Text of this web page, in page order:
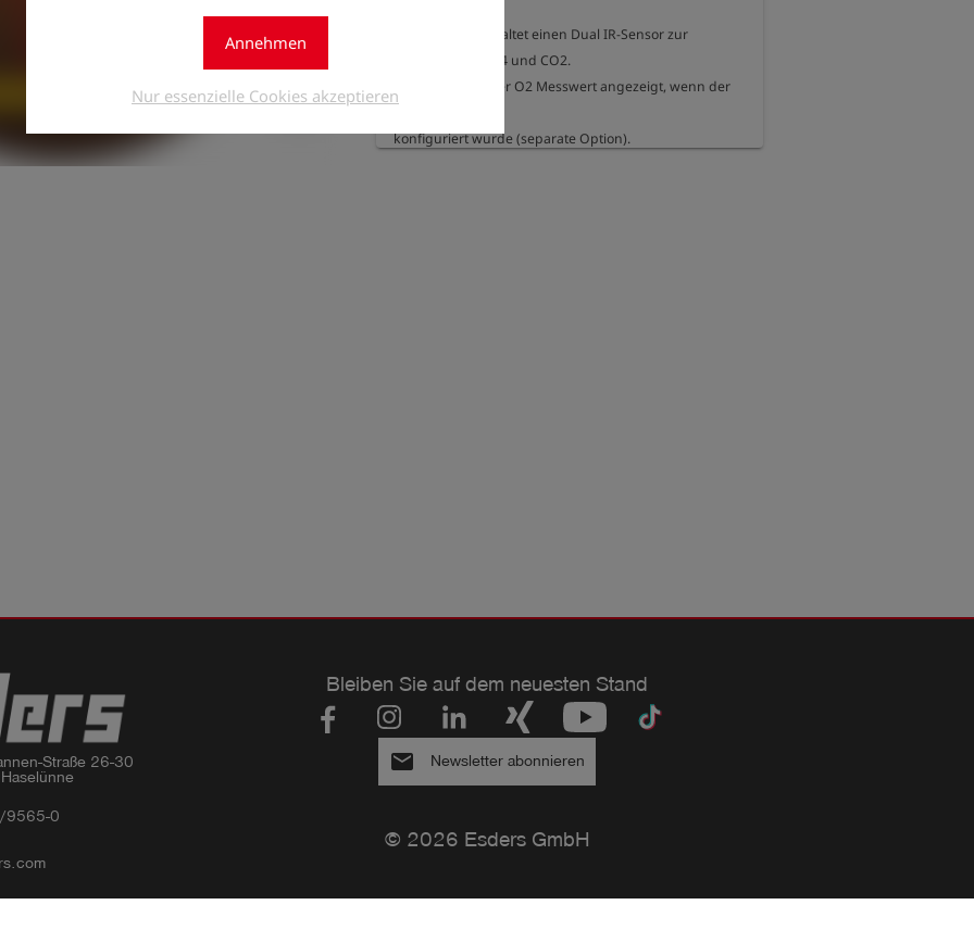
Annehmen
Nur essenzielle Cookies akzeptieren
Die Option beinhaltet einen Dual IR-Sensor zur
Messung von CH4 und CO2.
Weiterhin wird der O2 Messwert angezeigt, wenn der
konfiguriert wurde (separate Option).
Straße 26-30
9565-0
Bleiben Sie auf dem neuesten Stand
email Newsletter abonnieren
© 2026 Esders GmbH